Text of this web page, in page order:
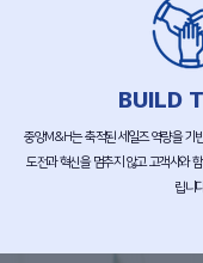
BUILD
중앙M&H는 축적된 세일즈 역량을 기
도전과 혁신을 멈추지 않고 고객사와
립니